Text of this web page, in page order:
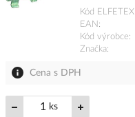
Kód ELFETEX
EAN
Kód výrobce
Značka
Cena s DPH
ks